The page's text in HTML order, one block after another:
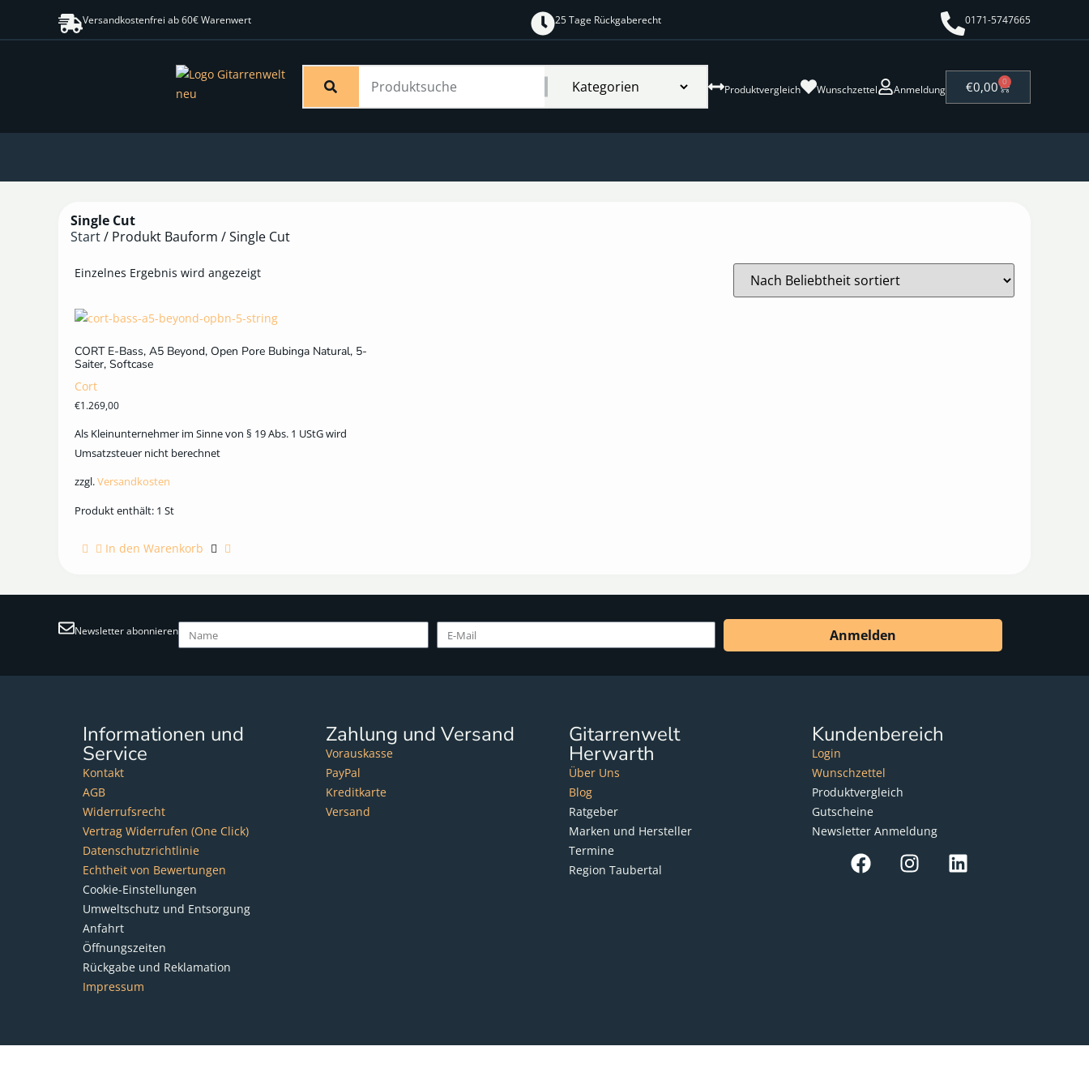
Versandkostenfrei ab 60€ Warenwert 25 Tage Rückgaberecht 0171-5747665
Produktvergleich Wunschzettel Anmeldung €0,00 0
Single Cut
Start/ Produkt Bauform / Single Cut
Einzelnes Ergebnis wird angezeigt
CORT E-Bass, A5 Beyond, Open Pore Bubinga Natural, 5-
Saiter, Softcase
Cort
€1.269,00
Als Kleinunternehmer im Sinne von § 19 Abs. 1 UStG wird
Umsatzsteuer nicht berechnet
zzgl.Versandkosten
Produkt enthält: 1 St
In den Warenkorb
Newsletter abonnieren Anmelden
Informationen und
Service
Kontakt
AGB
Widerrufsrecht
Vertrag Widerrufen (One Click)
Datenschutzrichtlinie
Echtheit von Bewertungen
Cookie-Einstellungen
Umweltschutz und Entsorgung
Anfahrt
Öffnungszeiten
Rückgabe und Reklamation
Impressum
Zahlung und Versand
Vorauskasse
PayPal
Kreditkarte
Versand
Gitarrenwelt
Herwarth
Über Uns
Blog
Ratgeber
Marken und Hersteller
Termine
Region Taubertal
Kundenbereich
Login
Wunschzettel
Produktvergleich
Gutscheine
Newsletter Anmeldung